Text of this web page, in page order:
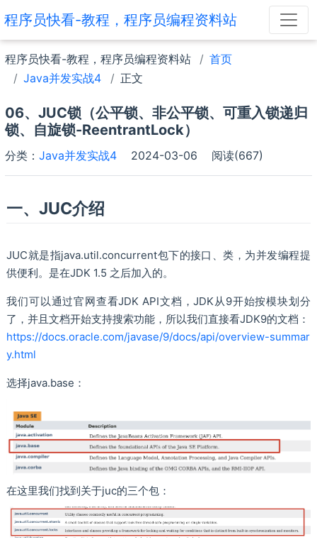
程序员快看-教程，程序员编程资料站
程序员快看-教程，程序员编程资料站
首页
Java并发实战4
正文
06、JUC锁（公平锁、非公平锁、可重入锁递归
锁、自旋锁-ReentrantLock）
分类： Java并发实战4 2024-03-06 阅读(667)
一、JUC介绍
JUC就是指java.util.concurrent包下的接口、类，为并发编程提
供便利。是在JDK 1.5 之后加入的。
我们可以通过官网查看JDK API文档，JDK从9开始按模块划分
了，并且文档开始支持搜索功能，所以我们直接看JDK9的文档：
https://docs.oracle.com/javase/9/docs/api/overview-summar
y.html
选择java.base：
在这里我们找到关于juc的三个包：